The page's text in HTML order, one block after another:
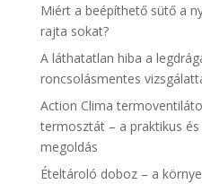
Miért a beépíthető sütő a
rajta sokat?
A láthatatlan hiba a
roncsolásmentes
Action Clima
termosztát – a praktikus
megoldás
Ételtároló doboz – a